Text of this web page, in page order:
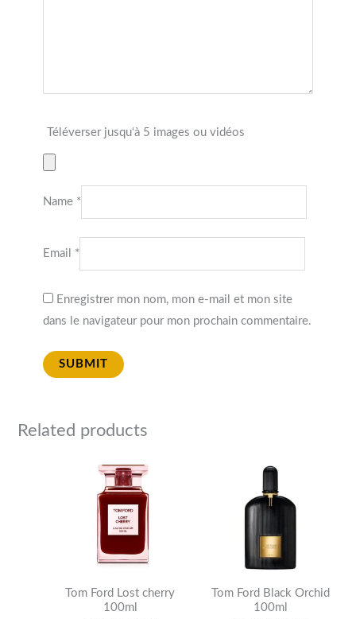
Téléverser jusqu‘à 5 images ou vidéos
Name *
Email *
Enregistrer mon nom, mon e-mail et mon site
dans le navigateur pour mon prochain commentaire.
Related products
Tom Ford Lost cherry
100ml
Tom Ford Black Orchid
100ml